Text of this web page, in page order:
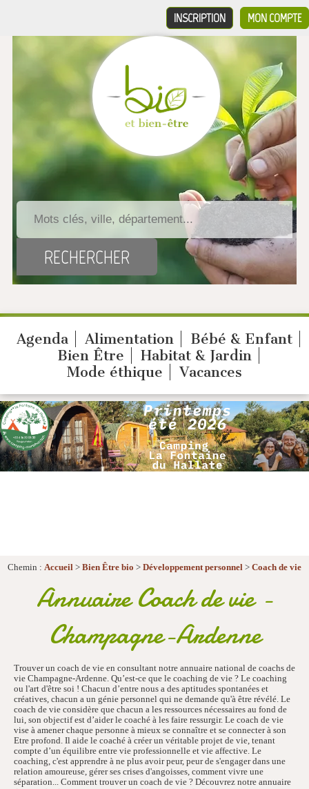
MON COMPTE
INSCRIPTION
Agenda Alimentation
Bébé & Enfant
Bien Être
Habitat & Jardin
Mode éthique
Vacances
Chemin : Accueil > Bien Être bio > Développement personnel > Coach de vie
Annuaire Coach de vie -
Champagne-Ardenne
Trouver un coach de vie en consultant notre annuaire national de coachs de
vie Champagne-Ardenne. Qu’est-ce que le coaching de vie ? Le coaching
ou l'art d'être soi ! Chacun d’entre nous a des aptitudes spontanées et
créatives, chacun a un génie personnel qui ne demande qu'à être révélé. Le
coach de vie considère que chacun a les ressources nécessaires au fond de
lui, son objectif est d’aider le coaché à les faire ressurgir. Le coach de vie
vise à amener chaque personne à mieux se connaître et se connecter à son
Etre profond. Il aide le coaché à créer un véritable projet de vie, tenant
compte d’un équilibre entre vie professionnelle et vie affective. Le
coaching, c'est apprendre à ne plus avoir peur, peur de s'engager dans une
relation amoureuse, gérer ses crises d'angoisses, comment vivre une
séparation... Comment trouver un coach de vie ? Découvrez notre annuaire